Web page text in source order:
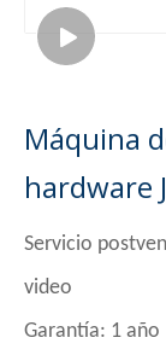
Máquina
hardware
Servicio
video
Garantía: 1 año